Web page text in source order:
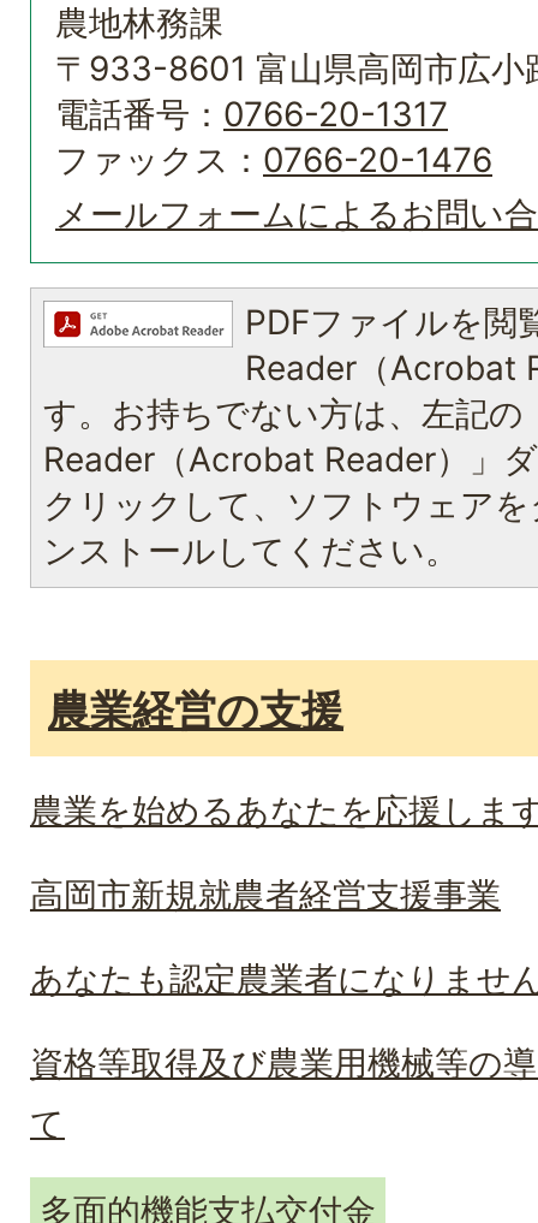
農地林務課
〒933-8601 富山県高岡市広
電話番号： 0766-20-1317
ファックス： 0766-20-1476
メールフォームによるお問い
PDFファイルを閲
Reader（Acrobat
す。お持ちでない方は、左記の
Reader（Acrobat Reader）」
クリックして、ソフトウェア
ンストールしてください。
農業経営の支援
農業を始めるあなたを応援しま
高岡市新規就農者経営支援事業
あなたも認定農業者になりませ
資格等取得及び農業用機械等の
て
多面的機能支払交付金